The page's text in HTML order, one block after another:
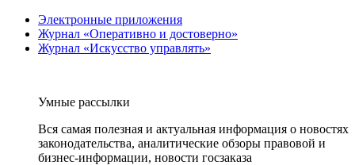
Электронные приложения
Журнал «Оперативно и достоверно»
Журнал «Искусство управлять»
Умные рассылки
Вся самая полезная и актуальная информация о новостях
законодательства, аналитические обзоры правовой и
бизнес-информации, новости госзаказа